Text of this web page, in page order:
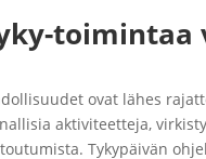
toimintaa
ovat lähes
aktiviteetteja,
Tykypäivän